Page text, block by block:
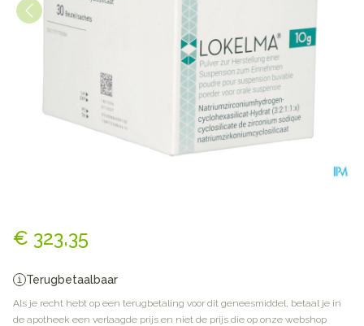
€ 323,35
Terugbetaalbaar
Als je recht hebt op een terugbetaling voor dit geneesmiddel, betaal je in
de apotheek een verlaagde prijs en niet de prijs die op onze webshop